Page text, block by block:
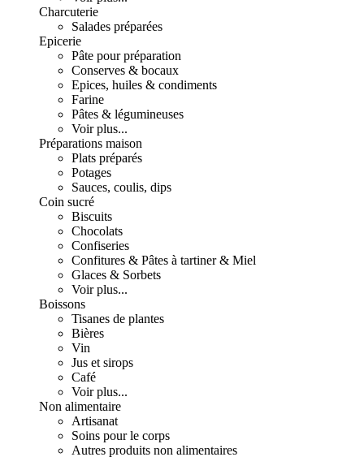
Charcuterie
Salades préparées
Epicerie
Pâte pour préparation
Conserves & bocaux
Epices, huiles & condiments
Farine
Pâtes & légumineuses
Voir plus...
Préparations maison
Plats préparés
Potages
Sauces, coulis, dips
Coin sucré
Biscuits
Chocolats
Confiseries
Confitures & Pâtes à tartiner & Miel
Glaces & Sorbets
Voir plus...
Boissons
Tisanes de plantes
Bières
Vin
Jus et sirops
Café
Voir plus...
Non alimentaire
Artisanat
Soins pour le corps
Autres produits non alimentaires